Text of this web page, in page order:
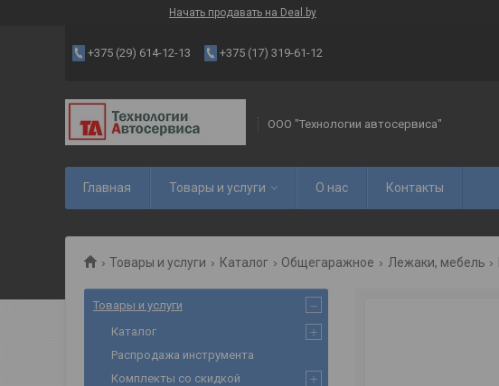
Начать продавать на Deal.by
+375 (29) 614-12-13 +375 (17) 319-61-12
ООО "Технологии автосервиса"
Главная Товары и услуги О нас Контакты
Товары и услуги Каталог Общегаражное Лежаки, мебель
Товары и услуги
Каталог
Распродажа инструмента
Комплекты со скидкой